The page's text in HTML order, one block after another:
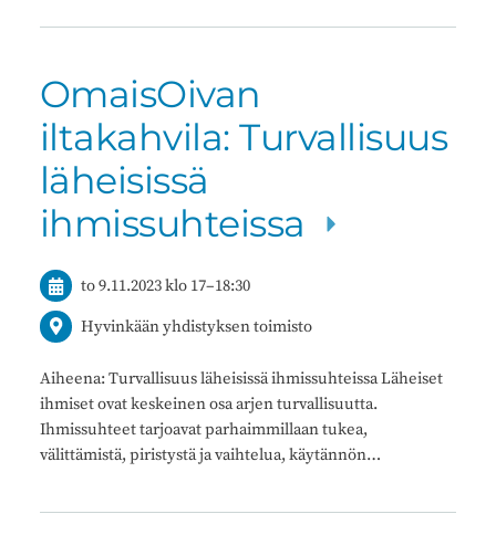
OmaisOivan
iltakahvila: Turvallisuus
läheisissä
ihmissuhteissa
to 9.11.2023klo 17–18:30
Hyvinkään yhdistyksen toimisto
Aiheena: Turvallisuus läheisissä ihmissuhteissa Läheiset
ihmiset ovat keskeinen osa arjen turvallisuutta.
Ihmissuhteet tarjoavat parhaimmillaan tukea,
välittämistä, piristystä ja vaihtelua, käytännön…